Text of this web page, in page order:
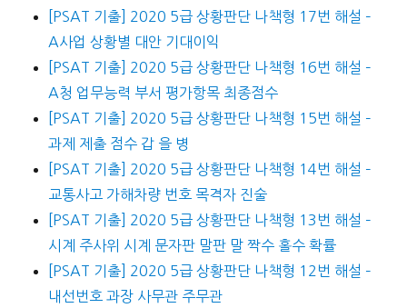
[PSAT 기출] 2020 5급 상황판단 나책형 17번 해설 –
A사업 상황별 대안 기대이익
[PSAT 기출] 2020 5급 상황판단 나책형 16번 해설 –
A청 업무능력 부서 평가항목 최종점수
[PSAT 기출] 2020 5급 상황판단 나책형 15번 해설 –
과제 제출 점수 갑 을 병
[PSAT 기출] 2020 5급 상황판단 나책형 14번 해설 –
교통사고 가해차량 번호 목격자 진술
[PSAT 기출] 2020 5급 상황판단 나책형 13번 해설 –
시계 주사위 시계 문자판 말판 말 짝수 홀수 확률
[PSAT 기출] 2020 5급 상황판단 나책형 12번 해설 –
내선번호 과장 사무관 주무관